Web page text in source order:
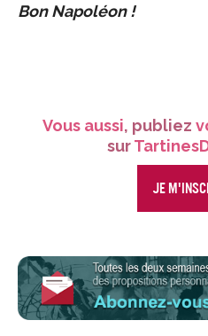
Bon Napoléon !
Vous aussi, publiez
sur
Je